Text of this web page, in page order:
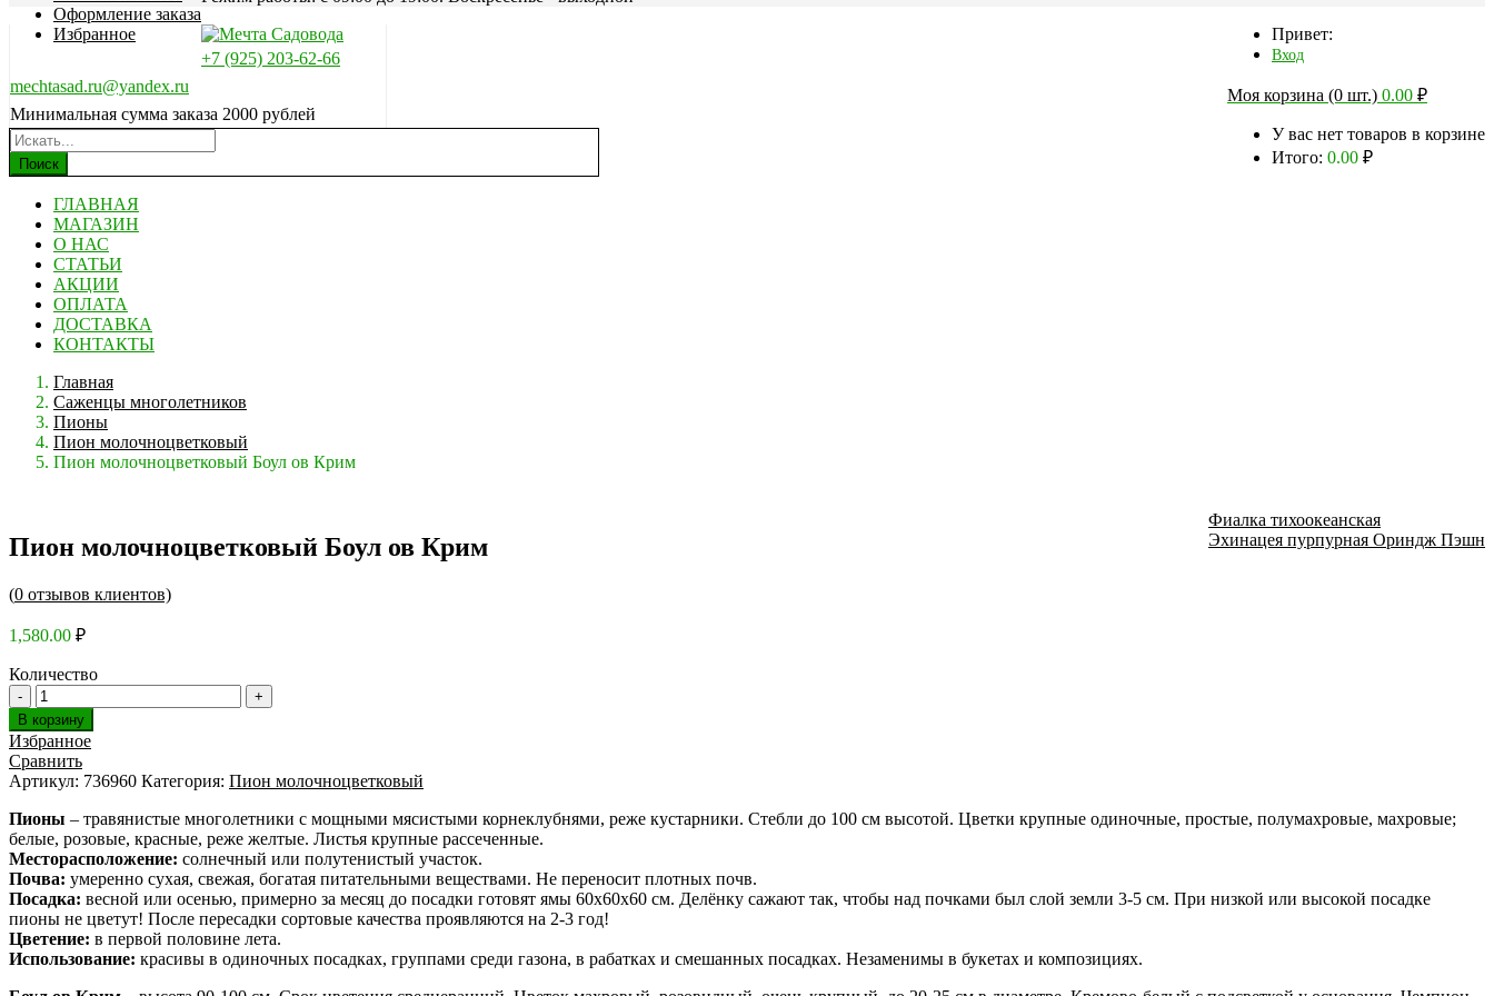
Оформление заказа
Избранное
Привет:
Вход
Моя корзина (0 шт.) 0.00 ₽
У вас нет товаров в корзине
Итого: 0.00 ₽
+7 (925) 203-62-66
mechtasad.ru@yandex.ru
Минимальная сумма заказа 2000 рублей
Поиск
ГЛАВНАЯ
МАГАЗИН
О НАС
СТАТЬИ
АКЦИИ
ОПЛАТА
ДОСТАВКА
КОНТАКТЫ
Главная
Саженцы многолетников
Пионы
Пион молочноцветковый
Пион молочноцветковый Боул ов Крим
Фиалка тихоокеанская
Эхинацея пурпурная Ориндж Пэшн
Пион молочноцветковый Боул ов Крим
(0 отзывов клиентов)
1,580.00 ₽
Количество
В корзину
Избранное
Сравнить
Артикул: 736960 Категория: Пион молочноцветковый
Пионы – травянистые многолетники с мощными мясистыми корнеклубнями, реже кустарники. Стебли до 100 см высотой. Цветки крупные одиночные, простые, полумахровые, махровые;
белые, розовые, красные, реже желтые. Листья крупные рассеченные.
Месторасположение: солнечный или полутенистый участок.
Почва: умеренно сухая, свежая, богатая питательными веществами. Не переносит плотных почв.
Посадка: весной или осенью, примерно за месяц до посадки готовят ямы 60х60х60 см. Делёнку сажают так, чтобы над почками был слой земли 3-5 см. При низкой или высокой посадке
пионы не цветут! После пересадки сортовые качества проявляются на 2-3 год!
Цветение: в первой половине лета.
Использование: красивы в одиночных посадках, группами среди газона, в рабатках и смешанных посадках. Незаменимы в букетах и композициях.